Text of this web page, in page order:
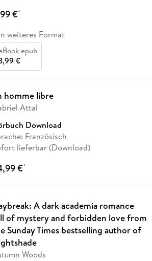
€*
weiteres Format
epub
€
homme libre
Attal
Download
Französisch
lieferbar (Download)
€*
A dark academia romance
of mystery and forbidden love from
Sunday Times bestselling author of
Woods